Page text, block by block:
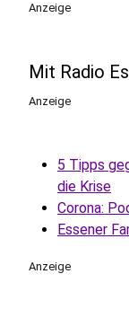
Anzeige
Mit Radio
Anzeige
5 Tipps
die Krise
Corona:
Essener
Anzeige